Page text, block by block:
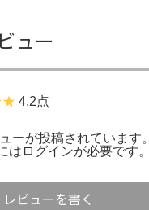
ュー
4.2点
ーが投稿されています。
は ログインが必要です。
レビューを書く